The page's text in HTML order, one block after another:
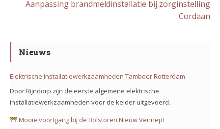
Aanpassing brandmeldinstallatie bij zorginstelling
Cordaan
Nieuws
Elektrische installatiewerkzaamheden Tamboer Rotterdam
Door Rijndorp zijn de eerste algemene elektrische
installatiewerkzaamheden voor de kelder uitgevoerd.
Mooie voortgang bij de Bolstoren Nieuw Vennep!